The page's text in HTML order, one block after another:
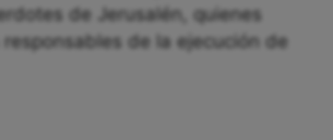
de Jerusalén, quienes
de la ejecución de